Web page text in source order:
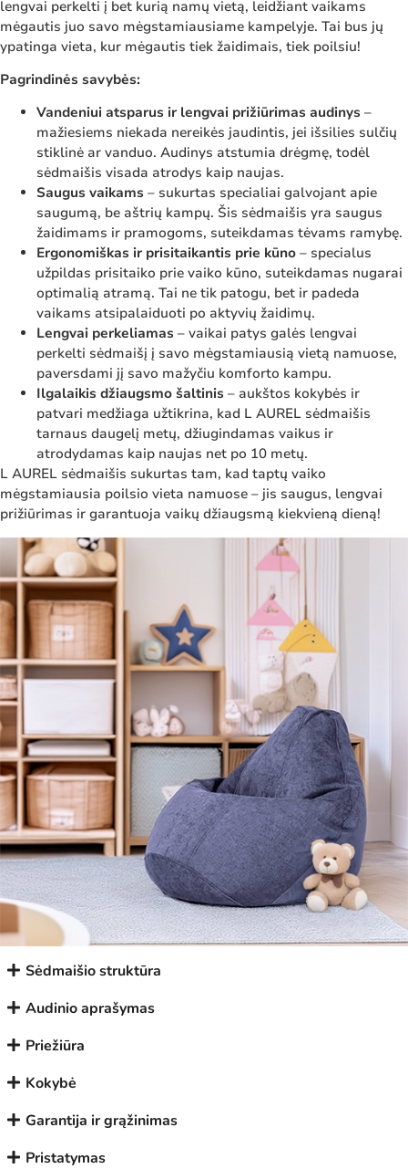
lengvai perkelti į bet kurią namų vietą, leidžiant vaikams
mėgautis juo savo mėgstamiausiame kampelyje. Tai bus jų
ypatinga vieta, kur mėgautis tiek žaidimais, tiek poilsiu!
Pagrindinės savybės:
Vandeniui atsparus ir lengvai prižiūrimas audinys –
mažiesiems niekada nereikės jaudintis, jei išsilies sulčių
stiklinė ar vanduo. Audinys atstumia drėgmę, todėl
sėdmaišis visada atrodys kaip naujas.
Saugus vaikams – sukurtas specialiai galvojant apie
saugumą, be aštrių kampų. Šis sėdmaišis yra saugus
žaidimams ir pramogoms, suteikdamas tėvams ramybę.
Ergonomiškas ir prisitaikantis prie kūno – specialus
užpildas prisitaiko prie vaiko kūno, suteikdamas nugarai
optimalią atramą. Tai ne tik patogu, bet ir padeda
vaikams atsipalaiduoti po aktyvių žaidimų.
Lengvai perkeliamas – vaikai patys galės lengvai
perkelti sėdmaišį į savo mėgstamiausią vietą namuose,
paversdami jį savo mažyčiu komforto kampu.
Ilgalaikis džiaugsmo šaltinis – aukštos kokybės ir
patvari medžiaga užtikrina, kad L AUREL sėdmaišis
tarnaus daugelį metų, džiugindamas vaikus ir
atrodydamas kaip naujas net po 10 metų.
L AUREL sėdmaišis sukurtas tam, kad taptų vaiko
mėgstamiausia poilsio vieta namuose – jis saugus, lengvai
prižiūrimas ir garantuoja vaikų džiaugsmą kiekvieną dieną!
Sėdmaišio struktūra
Audinio aprašymas
Priežiūra
Kokybė
Garantija ir grąžinimas
Pristatymas